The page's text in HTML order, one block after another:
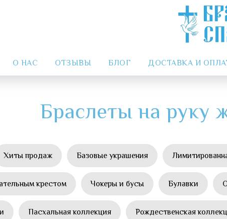
О НАС ОТЗЫВЫ БЛОГ ДОСТАВКА И
Браслеты на руку
Хиты продаж Базовые украшения
крестом Чокеры и бусы Булавки
Пасхальная коллекция Рождественская